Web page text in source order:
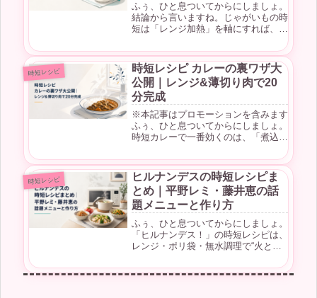
ふぅ、ひと息ついてからにしましょ。
結論から言いますね。じゃがいもの時
短は「レンジ加熱」を軸にすれば、火
でもう一品が完成します。クラシルや
クックパッド、デリッシュキッチンと
いった人気レシピサイトでも、検索
上...
時短レシピ
時短レシピ カレーの裏ワザ大
公開｜レンジ&薄切り肉で20
分完成
※本記事はプロモーションを含みます
ふぅ、ひと息ついてからにしましょ。
時短カレーで一番効くのは、「煮込
む」をやめて「薄切り肉とレンジ」に
切り替えること。これだけで20〜25
分、火の番なしでカレーは仕上がりま
す。「カレーは時間がかかる料理」
——...
時短レシピ
ヒルナンデスの時短レシピま
とめ｜平野レミ・藤井恵の話
題メニューと作り方
ふぅ、ひと息ついてからにしましょ。
「ヒルナンデス！」の時短レシピは、
レンジ・ポリ袋・無水調理で“火と手
さんや藤井恵さんの回が特に人気で